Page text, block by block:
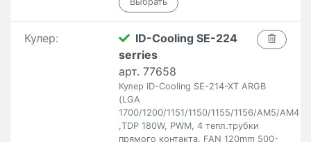
Кулер:
ID-Cooling SE-224
serries
арт. 77658
Кулер ID-Cooling SE-214-XT ARGB
(LGA
1700/1200/1151/1150/1155/1156/AM5/AM4
,TDP 180W, PWM, 4 тепл.трубки
прямого контакта, FAN 120mm 500-